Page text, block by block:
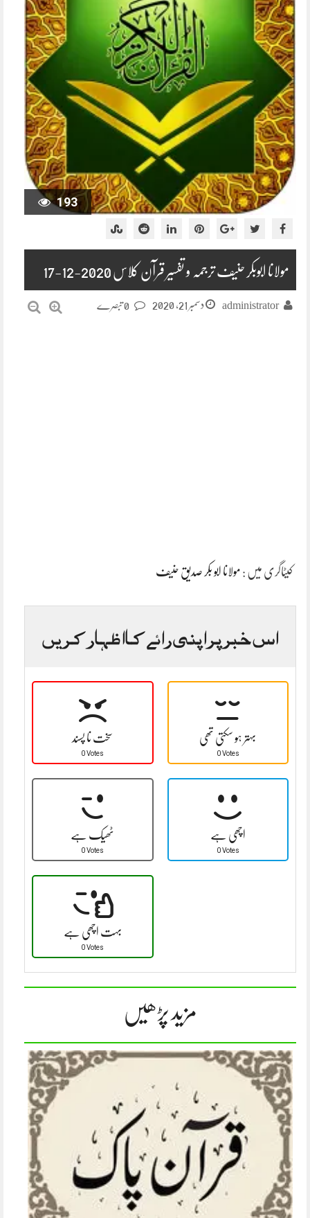
193
مولانا ابوبکر حنیف ترجمہ و تفسیر قرآن کلاس 2020-12-17
administrator دسمبر 21, 2020
کیٹاگری میں : مولانا ابو بکر صدیق حنیف
اس خبر پر اپنی رائے کا اظہار کریں
سخت نا پسند
0 Votes
بہتر ہو سکتی تھی
0 Votes
ٹھیک ہے
0 Votes
اچھی ہے
0 Votes
بہت اچھی ہے
0 Votes
مزید پڑھیں